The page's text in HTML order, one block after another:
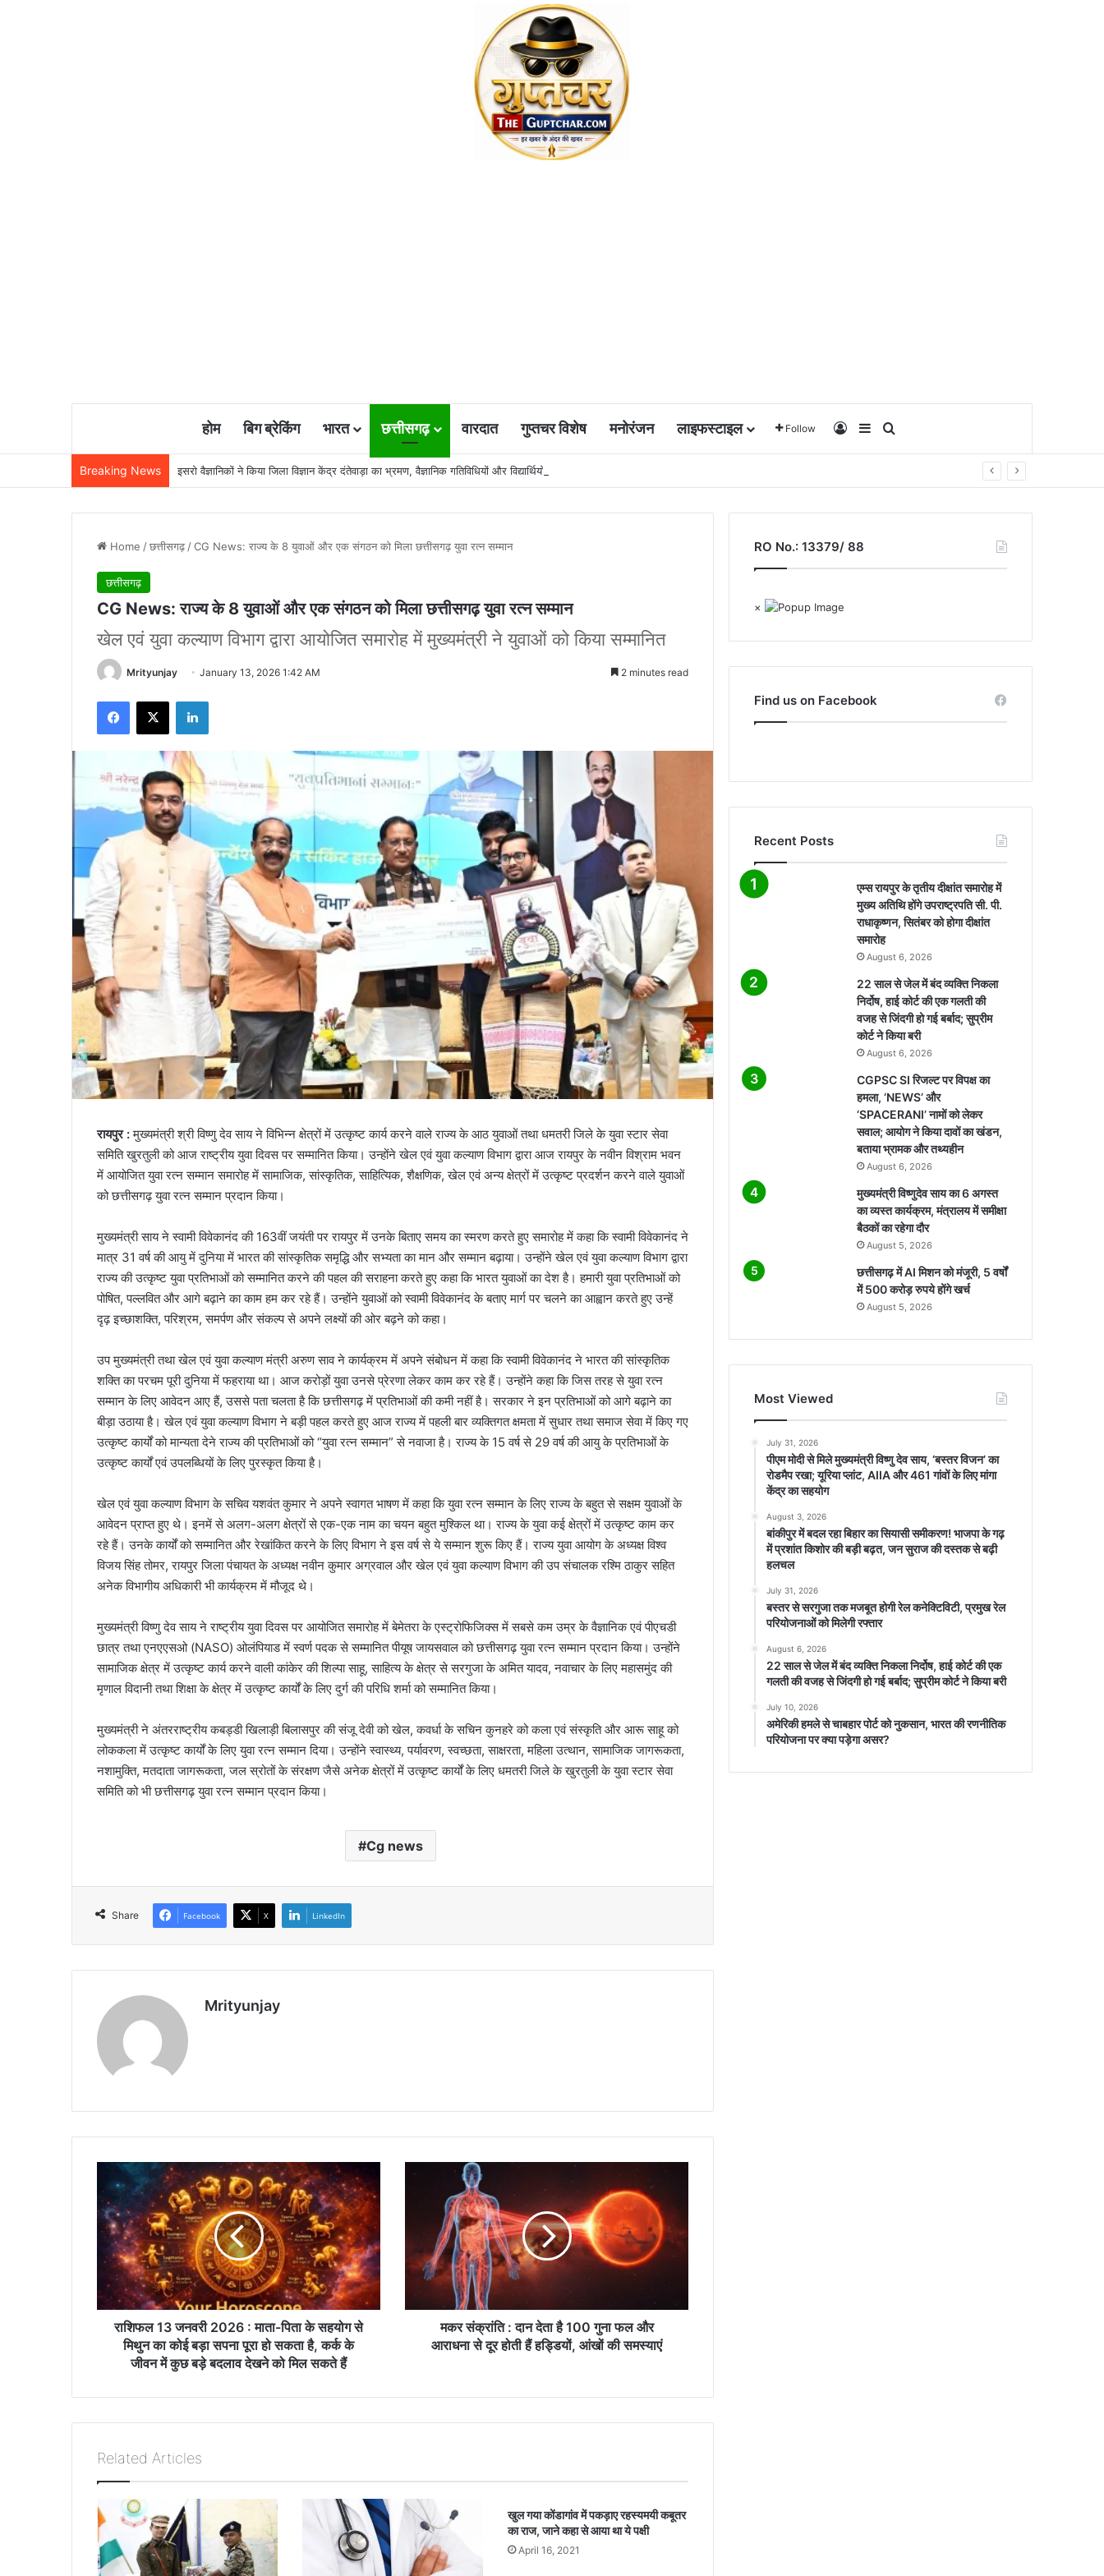
होम बिग ब्रेकिंग भारत छत्तीसगढ़ वारदात गुप्तचर विशेष मनोरंजन लाइफस्टाइल Follow Log InSidebar
Breaking News इसरो वैज्ञानिकों ने किया जिला विज्ञान केंद्र दंतेवाड़ा का भ्रमण, वैज्ञानिक गतिविधियों और विद्यार्थियों के लिए संचालित नवाचार पहलों की सराहना
Home /छत्तीसगढ़ /CG News: राज्य के 8 युवाओं और एक संगठन को मिला छत्तीसगढ़ युवा रत्न सम्मान
छत्तीसगढ़
CG News: राज्य के 8 युवाओं और एक संगठन को मिला छत्तीसगढ़ युवा रत्न सम्मान
खेल एवं युवा कल्याण विभाग द्वारा आयोजित समारोह में मुख्यमंत्री ने युवाओं को किया सम्मानित
Mrityunjay January 13, 2026 1:42 AM 2 minutes read
रायपुर :मुख्यमंत्री श्री विष्णु देव साय ने विभिन्न क्षेत्रों में उत्कृष्ट कार्य करने वाले राज्य के आठ युवाओं तथा धमतरी जिले के युवा स्टार सेवा
समिति खुरतुली को आज राष्ट्रीय युवा दिवस पर सम्मानित किया। उन्होंने खेल एवं युवा कल्याण विभाग द्वारा आज रायपुर के नवीन विश्राम भवन
में आयोजित युवा रत्न सम्मान समारोह में सामाजिक, सांस्कृतिक, साहित्यिक, शैक्षणिक, खेल एवं अन्य क्षेत्रों में उत्कृष्ट प्रदर्शन करने वाले युवाओं
को छत्तीसगढ़ युवा रत्न सम्मान प्रदान किया।
मुख्यमंत्री साय ने स्वामी विवेकानंद की 163वीं जयंती पर रायपुर में उनके बिताए समय का स्मरण करते हुए समारोह में कहा कि स्वामी विवेकानंद ने
मात्र 31 वर्ष की आयु में दुनिया में भारत की सांस्कृतिक समृद्धि और सभ्यता का मान और सम्मान बढ़ाया। उन्होंने खेल एवं युवा कल्याण विभाग द्वारा
राज्य की उत्कृष्ट युवा प्रतिभाओं को सम्मानित करने की पहल की सराहना करते हुए कहा कि भारत युवाओं का देश है। हमारी युवा प्रतिभाओं को
पोषित, पल्लवित और आगे बढ़ाने का काम हम कर रहे हैं। उन्होंने युवाओं को स्वामी विवेकानंद के बताए मार्ग पर चलने का आह्वान करते हुए उन्हें
दृढ़ इच्छाशक्ति, परिश्रम, समर्पण और संकल्प से अपने लक्ष्यों की ओर बढ़ने को कहा।
उप मुख्यमंत्री तथा खेल एवं युवा कल्याण मंत्री अरुण साव ने कार्यक्रम में अपने संबोधन में कहा कि स्वामी विवेकानंद ने भारत की सांस्कृतिक
शक्ति का परचम पूरी दुनिया में फहराया था। आज करोड़ों युवा उनसे प्रेरणा लेकर काम कर रहे हैं। उन्होंने कहा कि जिस तरह से युवा रत्न
सम्मान के लिए आवेदन आए हैं, उससे पता चलता है कि छत्तीसगढ़ में प्रतिभाओं की कमी नहीं है। सरकार ने इन प्रतिभाओं को आगे बढ़ाने का
बीड़ा उठाया है। खेल एवं युवा कल्याण विभाग ने बड़ी पहल करते हुए आज राज्य में पहली बार व्यक्तिगत क्षमता में सुधार तथा समाज सेवा में किए गए
उत्कृष्ट कार्यों को मान्यता देने राज्य की प्रतिभाओं को “युवा रत्न सम्मान” से नवाजा है। राज्य के 15 वर्ष से 29 वर्ष की आयु के प्रतिभाओं के
उत्कृष्ट कार्यों एवं उपलब्धियों के लिए पुरस्कृत किया है।
खेल एवं युवा कल्याण विभाग के सचिव यशवंत कुमार ने अपने स्वागत भाषण में कहा कि युवा रत्न सम्मान के लिए राज्य के बहुत से सक्षम युवाओं के
आवेदन प्राप्त हुए थे। इनमें से अलग-अलग क्षेत्रों से एक-एक नाम का चयन बहुत मुश्किल था। राज्य के युवा कई क्षेत्रों में उत्कृष्ट काम कर
रहे हैं। उनके कार्यों को सम्मानित और रेखांकित करने के लिए विभाग ने इस वर्ष से ये सम्मान शुरू किए हैं। राज्य युवा आयोग के अध्यक्ष विश्व
विजय सिंह तोमर, रायपुर जिला पंचायत के अध्यक्ष नवीन कुमार अग्रवाल और खेल एवं युवा कल्याण विभाग की उप संचालक रश्मि ठाकुर सहित
अनेक विभागीय अधिकारी भी कार्यक्रम में मौजूद थे।
मुख्यमंत्री विष्णु देव साय ने राष्ट्रीय युवा दिवस पर आयोजित समारोह में बेमेतरा के एस्ट्रोफिजिक्स में सबसे कम उम्र के वैज्ञानिक एवं पीएचडी
छात्र तथा एनएएसओ (NASO) ओलंपियाड में स्वर्ण पदक से सम्मानित पीयूष जायसवाल को छत्तीसगढ़ युवा रत्न सम्मान प्रदान किया। उन्होंने
सामाजिक क्षेत्र में उत्कृष्ट कार्य करने वाली कांकेर की शिल्पा साहू, साहित्य के क्षेत्र से सरगुजा के अमित यादव, नवाचार के लिए महासमुंद की
मृणाल विदानी तथा शिक्षा के क्षेत्र में उत्कृष्ट कार्यों के लिए दुर्ग की परिधि शर्मा को सम्मानित किया।
मुख्यमंत्री ने अंतरराष्ट्रीय कबड्डी खिलाड़ी बिलासपुर की संजू देवी को खेल, कवर्धा के सचिन कुनहरे को कला एवं संस्कृति और आरू साहू को
लोककला में उत्कृष्ट कार्यों के लिए युवा रत्न सम्मान दिया। उन्होंने स्वास्थ्य, पर्यावरण, स्वच्छता, साक्षरता, महिला उत्थान, सामाजिक जागरूकता,
नशामुक्ति, मतदाता जागरूकता, जल स्रोतों के संरक्षण जैसे अनेक क्षेत्रों में उत्कृष्ट कार्यों के लिए धमतरी जिले के खुरतुली के युवा स्टार सेवा
समिति को भी छत्तीसगढ़ युवा रत्न सम्मान प्रदान किया।
Cg news
Share Facebook X LinkedIn
Mrityunjay
फ
ल
न
व
6
-
पि
के
ह
यो
राशिफल 13 जनवरी 2026 : माता-पिता के सहयोग से
मिथुन का कोई बड़ा सपना पूरा हो सकता है, कर्क के
जीवन में कुछ बड़े बदलाव देखने को मिल सकते हैं
ति
न
0
ल
औ
ध
मकर संक्रांति : दान देता है 100 गुना फल और
आराधना से दूर होती हैं हड्डियों, आंखों की समस्याएं
Related Articles
खुल गया कोंडागांव में पकड़ाए रहस्यमयी कबूतर
का राज, जाने कहा से आया था ये पक्षी
April 16, 2021
RO No.: 13379/ 88
×
Find us on Facebook
Recent Posts
एम्स रायपुर के तृतीय दीक्षांत समारोह में
मुख्य अतिथि होंगे उपराष्ट्रपति सी. पी.
राधाकृष्णन, सितंबर को होगा दीक्षांत
समारोह
August 6, 2026
22 साल से जेल में बंद व्यक्ति निकला
निर्दोष, हाई कोर्ट की एक गलती की
वजह से जिंदगी हो गई बर्बाद; सुप्रीम
कोर्ट ने किया बरी
August 6, 2026
CGPSC SI रिजल्ट पर विपक्ष का
हमला, ‘NEWS’ और
‘SPACERANI’ नामों को लेकर
सवाल; आयोग ने किया दावों का खंडन,
बताया भ्रामक और तथ्यहीन
August 6, 2026
मुख्यमंत्री विष्णुदेव साय का 6 अगस्त
का व्यस्त कार्यक्रम, मंत्रालय में समीक्षा
बैठकों का रहेगा दौर
August 5, 2026
छत्तीसगढ़ में AI मिशन को मंजूरी, 5 वर्षों
में 500 करोड़ रुपये होंगे खर्च
August 5, 2026
Most Viewed
July 31, 2026
पीएम मोदी से मिले मुख्यमंत्री विष्णु देव साय, ‘बस्तर विजन’ का
रोडमैप रखा; यूरिया प्लांट, AIIA और 461 गांवों के लिए मांगा
केंद्र का सहयोग
August 3, 2026
बांकीपुर में बदल रहा बिहार का सियासी समीकरण! भाजपा के गढ़
में प्रशांत किशोर की बड़ी बढ़त, जन सुराज की दस्तक से बढ़ी
हलचल
July 31, 2026
बस्तर से सरगुजा तक मजबूत होगी रेल कनेक्टिविटी, प्रमुख रेल
परियोजनाओं को मिलेगी रफ्तार
August 6, 2026
22 साल से जेल में बंद व्यक्ति निकला निर्दोष, हाई कोर्ट की एक
गलती की वजह से जिंदगी हो गई बर्बाद; सुप्रीम कोर्ट ने किया बरी
July 10, 2026
अमेरिकी हमले से चाबहार पोर्ट को नुकसान, भारत की रणनीतिक
परियोजना पर क्या पड़ेगा असर?